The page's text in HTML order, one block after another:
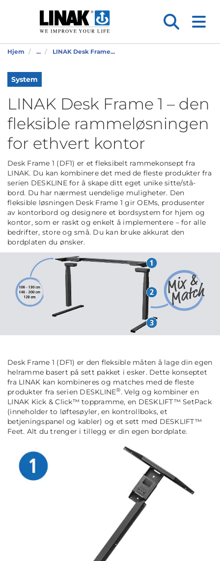
Hjem ... LINAK Desk Frame...
System
LINAK Desk Frame 1 – den
fleksible rammeløsningen
for ethvert kontor
Desk Frame 1 (DF1) er et fleksibelt rammekonsept fra
LINAK. Du kan kombinere det med de fleste produkter fra
serien DESKLINE for å skape ditt eget unike sitte/stå-
bord. Du har nærmest uendelige muligheter. Den
fleksible løsningen Desk Frame 1 gir OEMs, produsenter
av kontorbord og designere et bordsystem for hjem og
kontor, som er raskt og enkelt å implementere – for alle
bedrifter, store og små. Du kan bruke akkurat den
bordplaten du ønsker.
Desk Frame 1 (DF1) er den fleksible måten å lage din egen
helramme basert på sett pakket i esker. Dette konseptet
fra LINAK kan kombineres og matches med de fleste
produkter fra serien DESKLINE®. Velg og kombiner en
LINAK Kick & Click™ toppramme, en DESKLIFT™ SetPack
(inneholder to løftesøyler, en kontrollboks, et
betjeningspanel og kabler) og et sett med DESKLIFT™
Feet. Alt du trenger i tillegg er din egen bordplate.